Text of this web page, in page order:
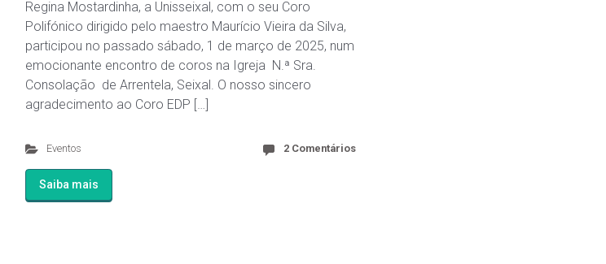
Regina Mostardinha, a Unisseixal, com o seu Coro
Polifónico dirigido pelo maestro Maurício Vieira da Silva,
participou no passado sábado, 1 de março de 2025, num
emocionante encontro de coros na Igreja N.ª Sra.
Consolação de Arrentela, Seixal. O nosso sincero
agradecimento ao Coro EDP […]
Eventos 2 Comentários
Saiba mais